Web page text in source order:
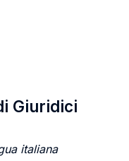
Giuridici
italiana